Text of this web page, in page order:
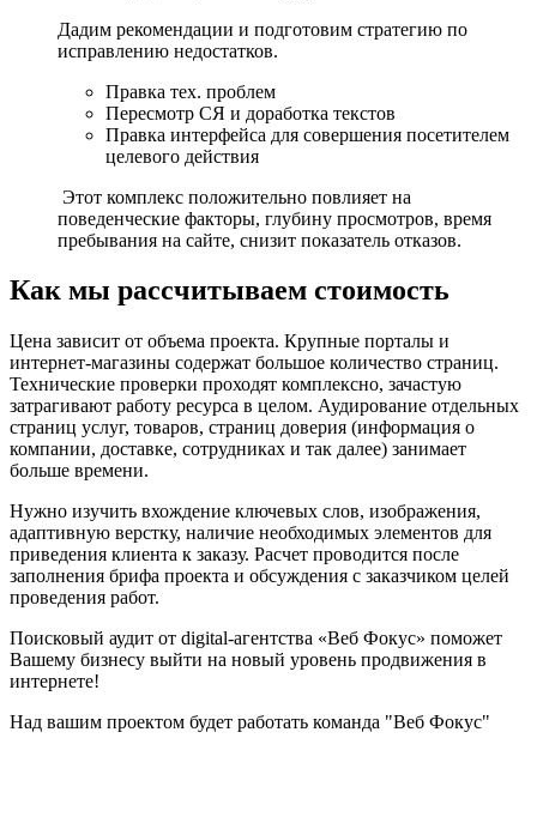
Дадим рекомендации и подготовим стратегию по
исправлению недостатков.
Правка тех. проблем
Пересмотр СЯ и доработка текстов
Правка интерфейса для совершения посетителем
целевого действия
Этот комплекс положительно повлияет на
поведенческие факторы, глубину просмотров, время
пребывания на сайте, снизит показатель отказов.
Как мы рассчитываем стоимость
Цена зависит от объема проекта. Крупные порталы и
интернет-магазины содержат большое количество страниц.
Технические проверки проходят комплексно, зачастую
затрагивают работу ресурса в целом. Аудирование отдельных
страниц услуг, товаров, страниц доверия (информация о
компании, доставке, сотрудниках и так далее) занимает
больше времени.
Нужно изучить вхождение ключевых слов, изображения,
адаптивную верстку, наличие необходимых элементов для
приведения клиента к заказу. Расчет проводится после
заполнения брифа проекта и обсуждения с заказчиком целей
проведения работ.
Поисковый аудит от digital-агентства «Веб Фокус» поможет
Вашему бизнесу выйти на новый уровень продвижения в
интернете!
Над вашим проектом будет работать команда "Веб Фокус"